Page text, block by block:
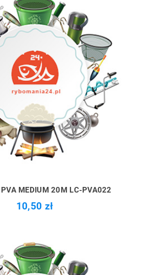
MEDIUM 20M LC-PVA022
10,50 zł